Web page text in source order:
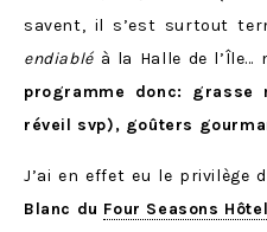
savent, il s’est surtout
endiabléà la Halle de l’Île…
programme donc: grasse
réveil svp), goûters
J’ai en effet eu le privilège
Blanc du Four Seasons